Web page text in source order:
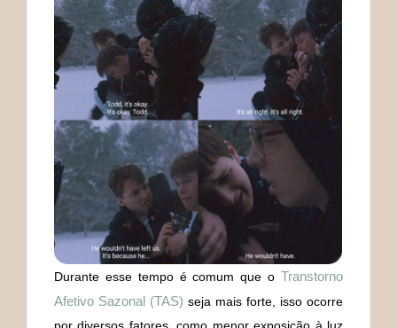
Durante esse tempo é comum que o Transtorno
Afetivo Sazonal (TAS) seja mais forte, isso ocorre